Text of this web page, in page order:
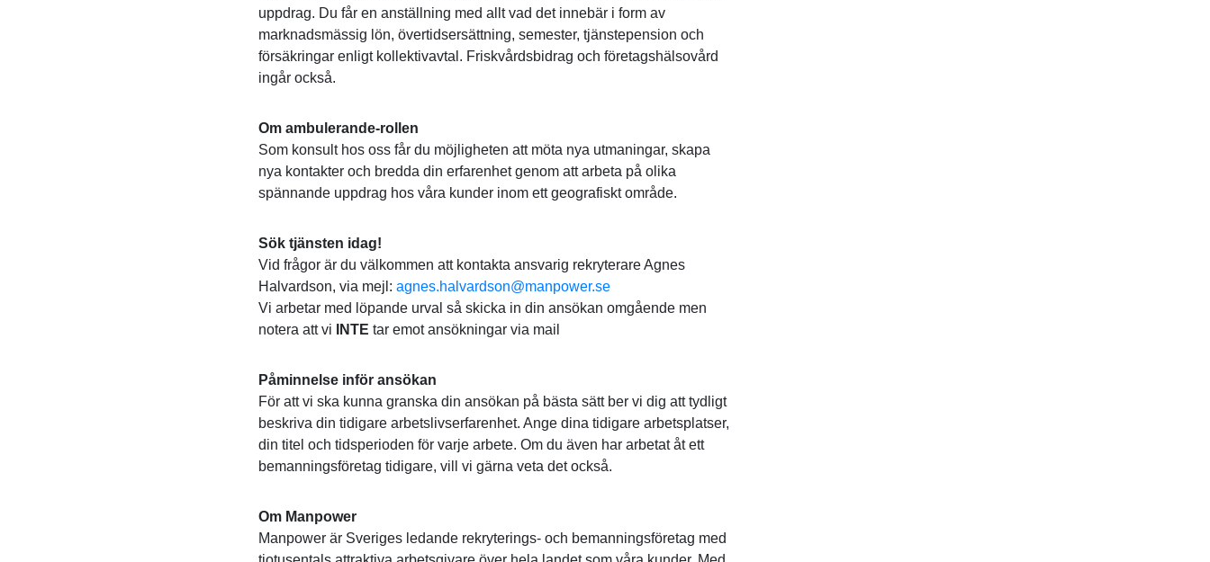
uppdrag. Du får en anställning med allt vad det innebär i form av
marknadsmässig lön, övertidsersättning, semester, tjänstepension och
försäkringar enligt kollektivavtal. Friskvårdsbidrag och företagshälsovård
ingår också.
Om ambulerande-rollen
Som konsult hos oss får du möjligheten att möta nya utmaningar, skapa
nya kontakter och bredda din erfarenhet genom att arbeta på olika
spännande uppdrag hos våra kunder inom ett geografiskt område.
Sök tjänsten idag!
Vid frågor är du välkommen att kontakta ansvarig rekryterare Agnes
Halvardson, via mejl: agnes.halvardson@manpower.se
Vi arbetar med löpande urval så skicka in din ansökan omgående men
notera att vi
INTE tar emot ansökningar via mail
Påminnelse inför ansökan
För att vi ska kunna granska din ansökan på bästa sätt ber vi dig att tydligt
beskriva din tidigare arbetslivserfarenhet. Ange dina tidigare arbetsplatser,
din titel och tidsperioden för varje arbete. Om du även har arbetat åt ett
bemanningsföretag tidigare, vill vi gärna veta det också.
Om Manpower
Manpower är Sveriges ledande rekryterings- och bemanningsföretag med